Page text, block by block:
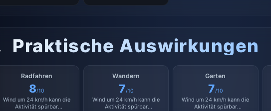
Praktische Auswirkungen
Radfahren
8/10
Wind um 24 km/h kann die
Aktivität spürbar
Wandern
7/10
Wind um 24 km/h kann die
Aktivität spürbar
Garten
7/10
Wind um 24 km/h kann die
Aktivität spürbar